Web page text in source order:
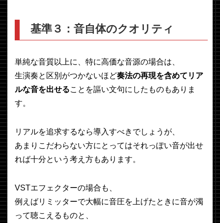
基準３：音自体のクオリティ
単純な音質以上に、特に高価な音源の場合は、
生演奏と区別がつかないほど奏法の再現を含めてリア
ルな音を出せることを謳い文句にしたものもありま
す。
リアルを追求するなら導入すべきでしょうが、
あまりこだわらない方にとってはそれっぽい音が出せ
れば十分という考え方もあります。
VSTエフェクターの場合も、
例えばリミッターで大幅に音圧を上げたときに音が濁
って聴こえるものと、